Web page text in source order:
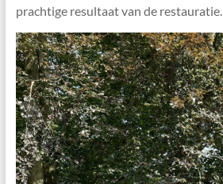
prachtige resultaat van de restauratie.